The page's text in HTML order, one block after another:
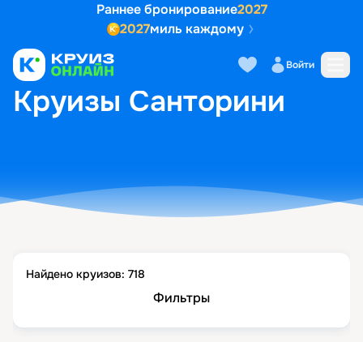
Раннее бронирование2027
2027миль каждому
Войти
ГЛАВНАЯ • ПОПУЛЯРНЫЕ НАПРАВЛЕНИЯ КРУИЗЫ САНТОРИНИ
Круизы Санторини
Найдено круизов: 718
Фильтры